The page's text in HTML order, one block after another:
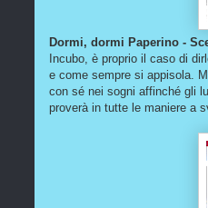
Dormi, dormi Paperino -
Incubo, è proprio il caso di
e come sempre si appisola.
con sé nei sogni affinché gli
proverà in tutte le maniere a